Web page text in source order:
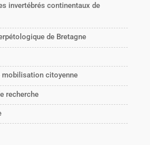
invertébrés continentaux de
de Bretagne
mobilisation citoyenne
recherche